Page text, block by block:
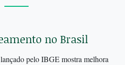
no Brasil
pelo IBGE mostra melhora